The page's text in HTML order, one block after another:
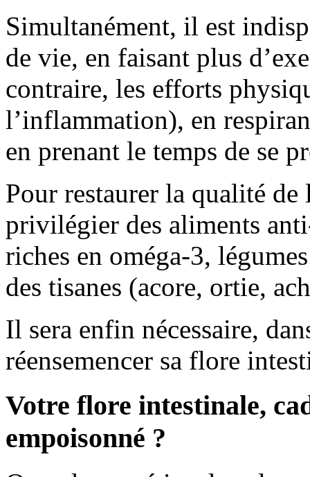
Simultanément, il est
de vie, en faisant plus
contraire, les efforts
l’inflammation), en
en prenant le temps de se
Pour restaurer la qualité
privilégier des aliments
riches en oméga-3,
des tisanes (acore, ortie,
Il sera enfin nécessaire,
réensemencer sa flore
Votre flore intestinale,
empoisonné ?